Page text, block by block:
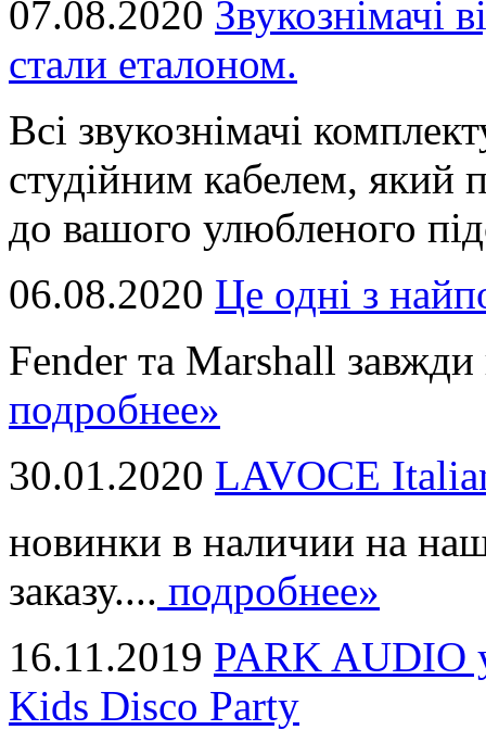
07.08.2020 Звукознімачі
стали еталоном.
Всі звукознімачі
студійним кабелем, який
до вашого улюбленого
06.08.2020 Це однi з
Fender та Marshall завжди
подробнее»
30.01.2020 LAVOCE
новинки в наличии на
заказу.... подробнее»
16.11.2019 PARK AUDIO
Kids Disco Party